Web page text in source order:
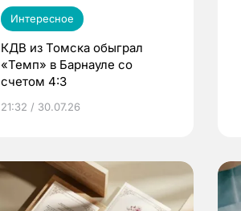
Интересное
КДВ из Томска обыграл
«Темп» в Барнауле со
счетом 4:3
21:32 / 30.07.26